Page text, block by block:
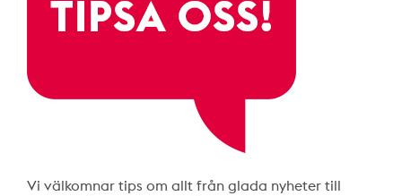
Vi välkomnar tips om allt från glada nyheter till